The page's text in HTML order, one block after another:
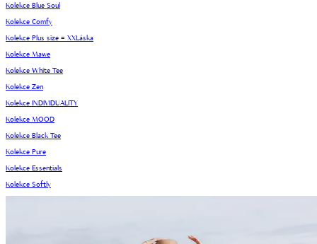
Kolekce Blue Soul
Kolekce Comfy
Kolekce Plus size = XXLáska
Kolekce Mawe
Kolekce White Tee
Kolekce Zen
Kolekce INDIVIDUALITY
Kolekce MOOD
Kolekce Black Tee
Kolekce Pure
Kolekce Essentials
Kolekce Softly